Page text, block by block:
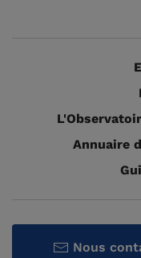
Annuaire
Nous